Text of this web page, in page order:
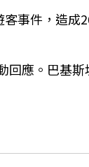
客事件，造成
應。巴基